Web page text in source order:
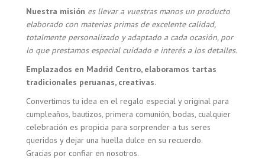
Nuestra misión es llevar a vuestras manos un producto
elaborado con materias primas de excelente calidad,
totalmente personalizado y adaptado a cada ocasión, por
lo que prestamos especial cuidado e interés a los detalles.
Emplazados en Madrid Centro, elaboramos tartas
tradicionales peruanas, creativas.
Convertimos tu idea en el regalo especial y original para
cumpleaños, bautizos, primera comunión, bodas, cualquier
celebración es propicia para sorprender a tus seres
queridos y dejar una huella dulce en su recuerdo.
Gracias por confiar en nosotros.